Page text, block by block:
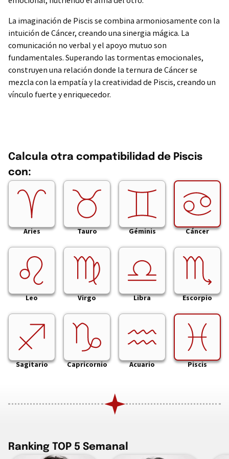
La imaginación de Piscis se combina armoniosamente con la
intuición de Cáncer, creando una sinergia mágica. La
comunicación no verbal y el apoyo mutuo son
fundamentales. Superando las tormentas emocionales,
construyen una relación donde la ternura de Cáncer se
mezcla con la empatía y la creatividad de Piscis, creando un
vínculo fuerte y enriquecedor.
Calcula otra compatibilidad de Piscis
con:
Aries Tauro Géminis Cáncer
Leo Virgo Libra Escorpio
Sagitario Capricornio Acuario Piscis
Ranking TOP 5 Semanal